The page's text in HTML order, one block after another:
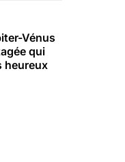
Vénus
qui
heureux